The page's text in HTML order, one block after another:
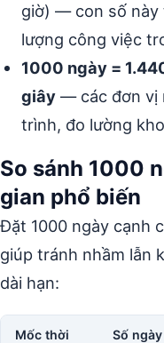
giờ) — con số này
lượng công việc
1000 ngày =
giây — các đơn vị
trình, đo lường
So sánh 1000
gian phổ biến
Đặt 1000 ngày cạnh
giúp tránh nhầm lẫn
dài hạn:
Mốc thời Số ngày